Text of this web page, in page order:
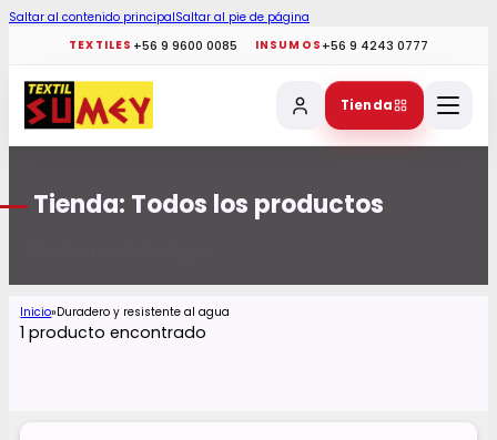
Saltar al contenido principalSaltar al pie de página
TEXTILES +56 9 9600 0085 INSUMOS +56 9 4243 0777
Tienda
Tienda: Todos los productos
Inicio Duradero y resistente al agua
1 producto encontrado